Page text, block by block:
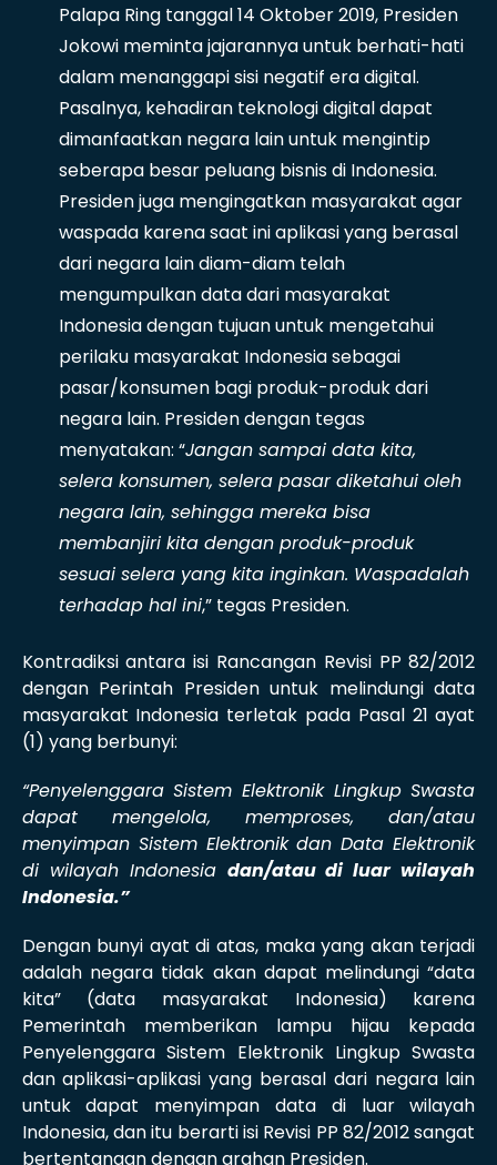
Palapa Ring tanggal 14 Oktober 2019, Presiden
Jokowi meminta jajarannya untuk berhati-hati
dalam menanggapi sisi negatif era digital.
Pasalnya, kehadiran teknologi digital dapat
dimanfaatkan negara lain untuk mengintip
seberapa besar peluang bisnis di Indonesia.
Presiden juga mengingatkan masyarakat agar
waspada karena saat ini aplikasi yang berasal
dari negara lain diam-diam telah
mengumpulkan data dari masyarakat
Indonesia dengan tujuan untuk mengetahui
perilaku masyarakat Indonesia sebagai
pasar/konsumen bagi produk-produk dari
negara lain. Presiden dengan tegas
menyatakan: “Jangan sampai data kita,
selera konsumen, selera pasar diketahui oleh
negara lain, sehingga mereka bisa
membanjiri kita dengan produk-produk
sesuai selera yang kita inginkan. Waspadalah
terhadap hal ini,” tegas Presiden.
Kontradiksi antara isi Rancangan Revisi PP 82/2012
dengan Perintah Presiden untuk melindungi data
masyarakat Indonesia terletak pada Pasal 21 ayat
(1) yang berbunyi:
“Penyelenggara Sistem Elektronik Lingkup Swasta
dapat mengelola, memproses, dan/atau
menyimpan Sistem Elektronik dan Data Elektronik
di wilayah Indonesia dan/atau di luar wilayah
Indonesia.”
Dengan bunyi ayat di atas, maka yang akan terjadi
adalah negara tidak akan dapat melindungi “data
kita” (data masyarakat Indonesia) karena
Pemerintah memberikan lampu hijau kepada
Penyelenggara Sistem Elektronik Lingkup Swasta
dan aplikasi-aplikasi yang berasal dari negara lain
untuk dapat menyimpan data di luar wilayah
Indonesia, dan itu berarti isi Revisi PP 82/2012 sangat
bertentangan dengan arahan Presiden.